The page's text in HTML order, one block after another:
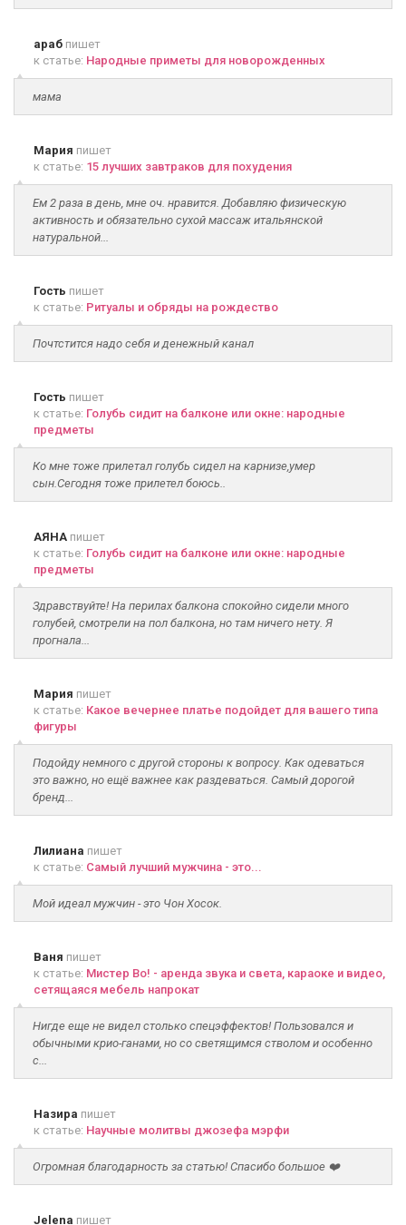
араб пишет
к статье: Народные приметы для новорожденных
мама
Мария пишет
к статье: 15 лучших завтраков для похудения
Ем 2 раза в день, мне оч. нравится. Добавляю физическую
активность и обязательно сухой массаж итальянской
натуральной...
Гость пишет
к статье: Ритуалы и обряды на рождество
Почтстится надо себя и денежный канал
Гость пишет
к статье: Голубь сидит на балконе или окне: народные
предметы
Ко мне тоже прилетал голубь сидел на карнизе,умер
сын.Сегодня тоже прилетел боюсь..
АЯНА пишет
к статье: Голубь сидит на балконе или окне: народные
предметы
Здравствуйте! На перилах балкона спокойно сидели много
голубей, смотрели на пол балкона, но там ничего нету. Я
прогнала...
Мария пишет
к статье: Какое вечернее платье подойдет для вашего типа
фигуры
Подойду немного с другой стороны к вопросу. Как одеваться
это важно, но ещё важнее как раздеваться. Самый дорогой
бренд...
Лилиана пишет
к статье: Самый лучший мужчина - это...
Мой идеал мужчин - это Чон Хосок.
Ваня пишет
к статье: Мистер Во! - аренда звука и света, караоке и видео,
сетящаяся мебель напрокат
Нигде еще не видел столько спецэффектов! Пользовался и
обычными крио-ганами, но со светящимся стволом и особенно
с...
Назира пишет
к статье: Научные молитвы джозефа мэрфи
Огромная благодарность за статью! Спасибо большое ❤️
Jelena пишет